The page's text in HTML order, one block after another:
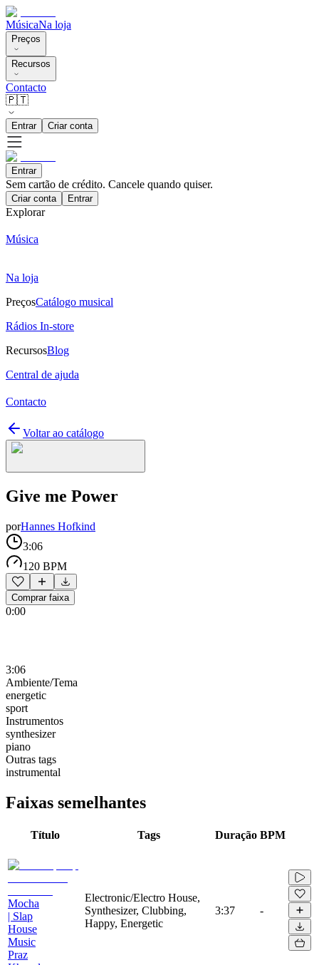
MúsicaNa loja
Preços
Recursos
Contacto
🇵🇹
Entrar Criar conta
Entrar
Sem cartão de crédito. Cancele quando quiser.
Criar conta Entrar
Explorar
Música
Na loja
PreçosCatálogo musical
Rádios In-store
RecursosBlog
Central de ajuda
Contacto
Voltar ao catálogo
Give me Power
porHannes Hofkind
3:06
120 BPM
Comprar faixa
0:00
3:06
Ambiente/Tema
energetic
sport
Instrumentos
synthesizer
piano
Outras tags
instrumental
Faixas semelhantes
Título Tags Duração BPM
Mocha
| Slap
House
Music
Praz
Electronic/Electro House,
Synthesizer, Clubbing,
Happy, Energetic
3:37 -